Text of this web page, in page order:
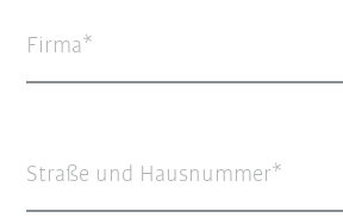
Firma
Straße und Hausnummer